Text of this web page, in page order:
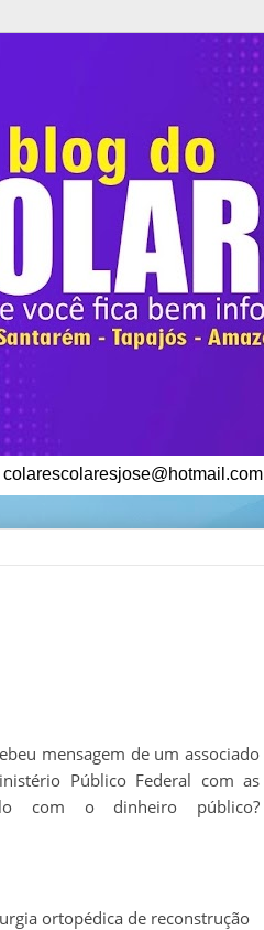
mensagem de um associado
Público Federal com as
com o dinheiro público?
ortopédica de reconstrução